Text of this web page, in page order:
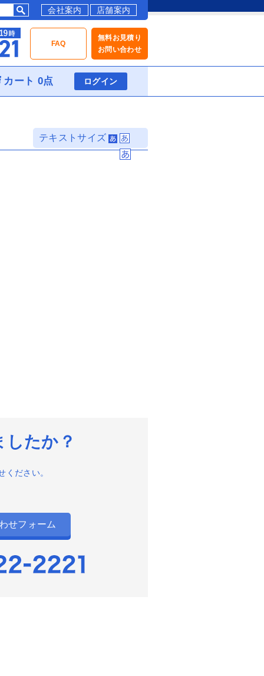
会社案内 店舗案内
FAQ
無料お見積り
お問い合わせ
カート 0点 ログイン
テキストサイズ
たか？
ださい。
せフォーム